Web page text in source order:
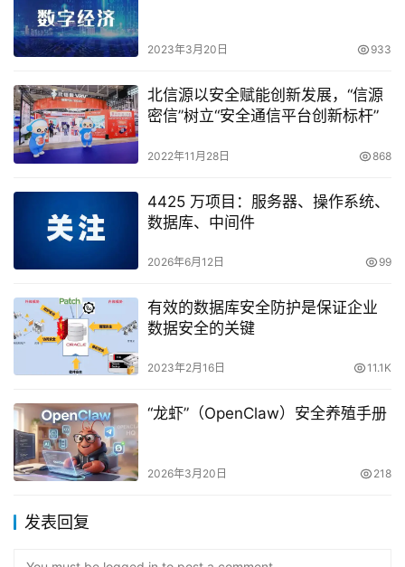
2023年3月20日 933
北信源以安全赋能创新发展，“信源
密信”树立“安全通信平台创新标杆”
2022年11月28日 868
4425 万项目：服务器、操作系统、
数据库、中间件
2026年6月12日 99
有效的数据库安全防护是保证企业
数据安全的关键
2023年2月16日 11.1K
“龙虾”（OpenClaw）安全养殖手册
2026年3月20日 218
发表回复